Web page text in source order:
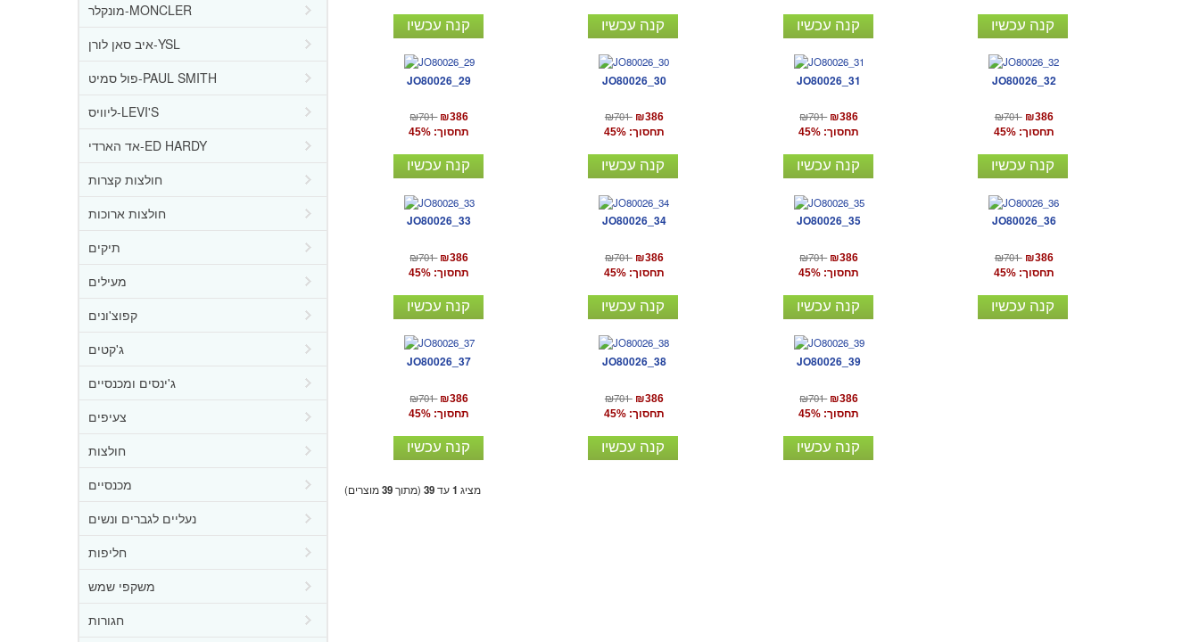
מונקלר-MONCLER
איב סאן לורן-YSL
פול סמיט-PAUL SMITH
ליוויס-LEVI'S
אד הארדי-ED HARDY
חולצות קצרות
חולצות ארוכות
תיקים
מעילים
קפוצ'ונים
ג'קטים
ג'ינסים ומכנסיים
צעיפים
חולצות
מכנסיים
נעליים לגברים ונשים
חליפות
משקפי שמש
חגורות
קנה עכשיו קנה עכשיו קנה עכשיו קנה עכשיו
JO80026_29
₪701 ₪386
תחסוך: 45%
קנה עכשיו
JO80026_30
₪701 ₪386
תחסוך: 45%
קנה עכשיו
JO80026_31
₪701 ₪386
תחסוך: 45%
קנה עכשיו
JO80026_32
₪701 ₪386
תחסוך: 45%
קנה עכשיו
JO80026_33
₪701 ₪386
תחסוך: 45%
קנה עכשיו
JO80026_34
₪701 ₪386
תחסוך: 45%
קנה עכשיו
JO80026_35
₪701 ₪386
תחסוך: 45%
קנה עכשיו
JO80026_36
₪701 ₪386
תחסוך: 45%
קנה עכשיו
JO80026_37
₪701 ₪386
תחסוך: 45%
קנה עכשיו
JO80026_38
₪701 ₪386
תחסוך: 45%
קנה עכשיו
JO80026_39
₪701 ₪386
תחסוך: 45%
קנה עכשיו
מציג 1עד39(מתוך39מוצרים)